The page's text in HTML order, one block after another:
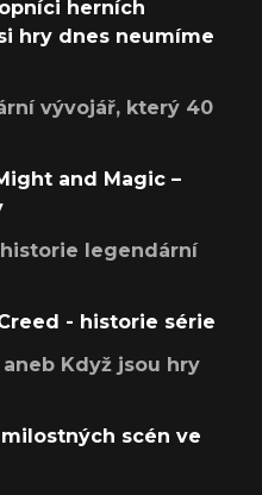
herních
hry dnes neumíme
vývojář, který 40
and Magic –
legendární
- historie série
Když jsou hry
scén ve